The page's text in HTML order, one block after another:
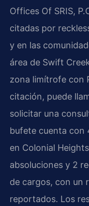
Offices Of SRIS,
citadas por
y en las
área de Swift
zona limítrofe con
citación, puede
solicitar una
bufete cuenta con
en Colonial
absoluciones y 2
de cargos, con un
reportados. Los